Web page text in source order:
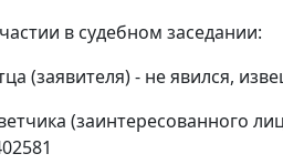
в судебном заседании:
(заявителя) - не явился,
(заинтересованного